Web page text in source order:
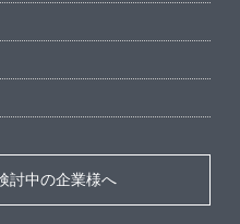
討中の企業様へ